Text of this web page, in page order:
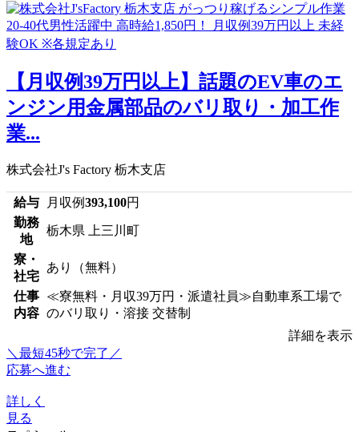
【月収例39万円以上】話題のEV車のエ
ンジン用金属部品のバリ取り・加工作
業...
株式会社J's Factory 栃木支店
給与 月収例393,100円
勤務
地
栃木県 上三川町
寮・
社宅
あり（無料）
仕事
内容
≪寮無料・月収39万円・派遣社員≫自動車系工場で
のバリ取り・溶接 交替制
詳細を表示
＼最短45秒で完了／
応募へ進む
詳しく
見る